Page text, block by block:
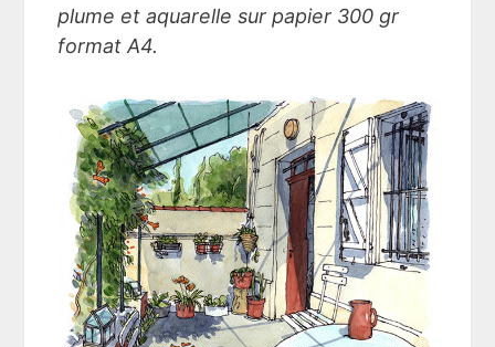
plume et aquarelle sur papier 300 gr
format A4.